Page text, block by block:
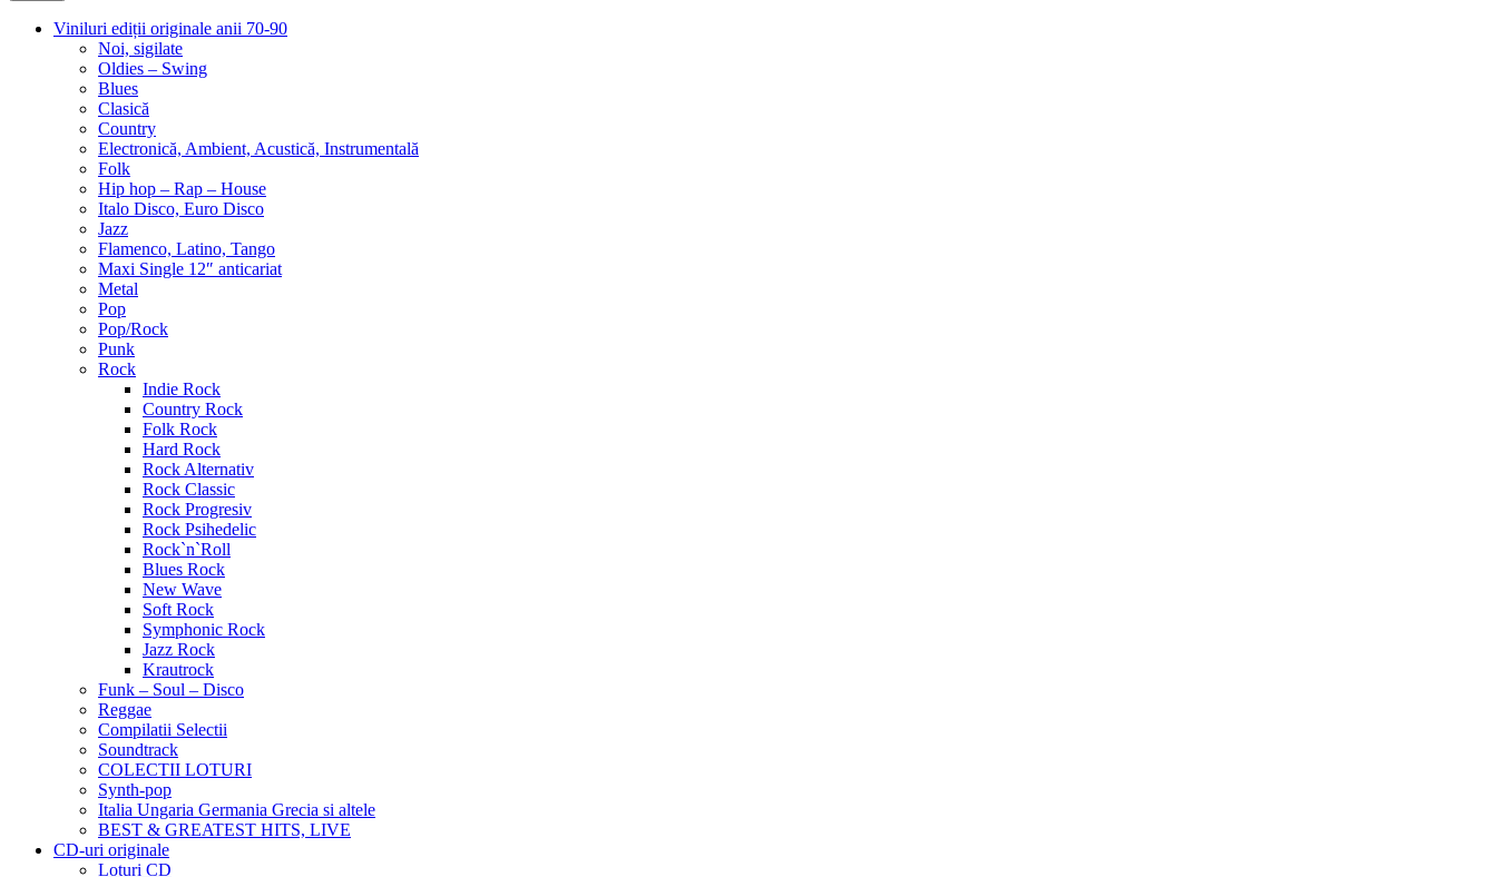
Viniluri ediții originale anii 70-90
Noi, sigilate
Oldies – Swing
Blues
Clasică
Country
Electronică, Ambient, Acustică, Instrumentală
Folk
Hip hop – Rap – House
Italo Disco, Euro Disco
Jazz
Flamenco, Latino, Tango
Maxi Single 12″ anticariat
Metal
Pop
Pop/Rock
Punk
Rock
Indie Rock
Country Rock
Folk Rock
Hard Rock
Rock Alternativ
Rock Classic
Rock Progresiv
Rock Psihedelic
Rock`n`Roll
Blues Rock
New Wave
Soft Rock
Symphonic Rock
Jazz Rock
Krautrock
Funk – Soul – Disco
Reggae
Compilatii Selectii
Soundtrack
COLECTII LOTURI
Synth-pop
Italia Ungaria Germania Grecia si altele
BEST & GREATEST HITS, LIVE
CD-uri originale
Loturi CD